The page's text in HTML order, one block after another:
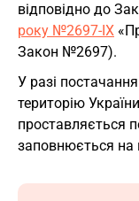
відповідно до
року №2697-IX
Закон №2697).
У разі
територію
проставляється
заповнюється на